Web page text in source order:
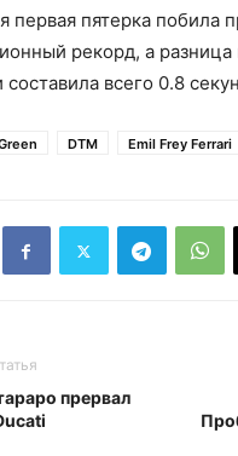
первая пятерка побила
рекорд, а
составила всего 0.8
DTM Emil Frey Ferrari
прервал